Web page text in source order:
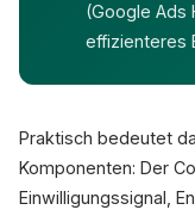
(Google Ads
effizienteres
Praktisch bedeutet
Komponenten: Der
Einwilligungssignal,